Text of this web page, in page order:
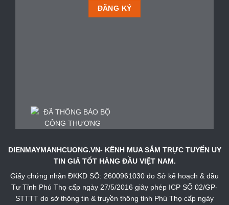
DIENMAYMANHCUONG.VN- KÊNH MUA SẮM TRỰC TUYẾN UY
TIN GIÁ TỐT HÀNG ĐẦU VIỆT NAM.
Giấy chứng nhận ĐKKD SỐ: 2600961030 do Sở kế hoạch & đầu
Tư Tỉnh Phú Thọ cấp ngày 27/5/2016 giây phép ICP SỐ 02/GP-
STTTT do sở thông tin & truyền thông tỉnh Phú Thọ cấp ngày